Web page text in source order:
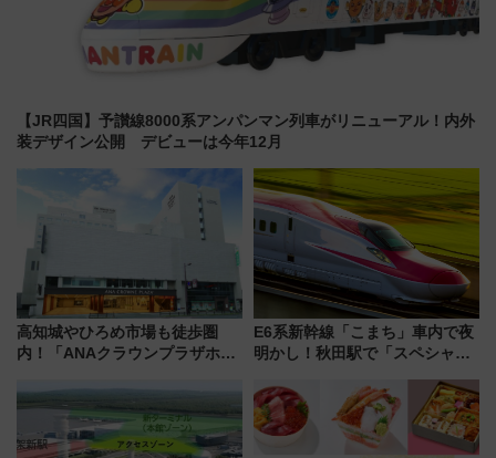
【JR四国】予讃線8000系アンパンマン列車がリニューアル！内外
装デザイン公開 デビューは今年12月
高知城やひろめ市場も徒歩圏
内！「ANAクラウンプラザホテ
E6系新幹線「こまち」車内で夜
明かし！秋田駅で「スペシャル
法は？